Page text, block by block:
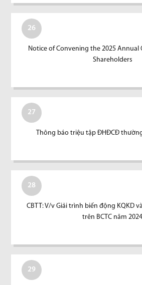
26
Notice of Convening the 2025 Annual
Shareholders
27
Thông báo triệu tập ĐHĐCĐ
28
CBTT: V/v Giải trình biến động KQKD
trên BCTC năm 2024
29